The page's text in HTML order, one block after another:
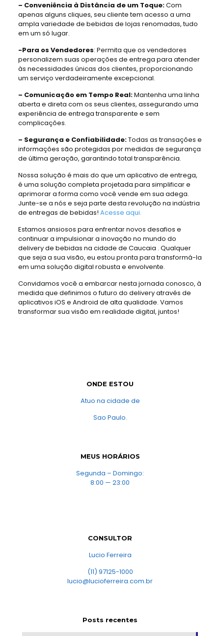
– Conveniência à Distância de um Toque:Com
apenas alguns cliques, seu cliente tem acesso a uma
ampla variedade de bebidas de lojas renomadas, tudo
em um só lugar.
-Para os Vendedores: Permita que os vendedores
personalizem suas operações de entrega para atender
às necessidades únicas dos clientes, proporcionando
um serviço verdadeiramente excepcional.
– Comunicação em Tempo Real:Mantenha uma linha
aberta e direta com os seus clientes, assegurando uma
experiência de entrega transparente e sem
complicações.
– Segurança e Confiabilidade:Todas as transações e
informações são protegidas por medidas de segurança
de última geração, garantindo total transparência.
Nossa solução é mais do que um aplicativo de entrega,
é uma solução completa projetada para simplificar e
aprimorar a forma como você vende em sua adega.
Junte-se a nós e seja parte desta revolução na indústria
de entregas de bebidas! Acesse aqui.
Estamos ansiosos para enfrentar novos desafios e
continuar a impulsionar a inovação no mundo do
delivery de bebidas na cidade de Caucaia . Qualquer
que seja a sua visão, eu estou pronta para transformá-la
em uma solução digital robusta e envolvente.
Convidamos você a embarcar nesta jornada conosco, à
medida que definimos o futuro do delivery através de
aplicativos iOS e Android de alta qualidade. Vamos
transformar sua visão em realidade digital, juntos!
ONDE ESTOU
Atuo na cidade de
Sao Paulo.
MEUS HORÁRIOS
Segunda – Domingo:
8:00 — 23:00
CONSULTOR
Lucio Ferreira
(11) 97125-1000
lucio@lucioferreira.com.br
Posts recentes